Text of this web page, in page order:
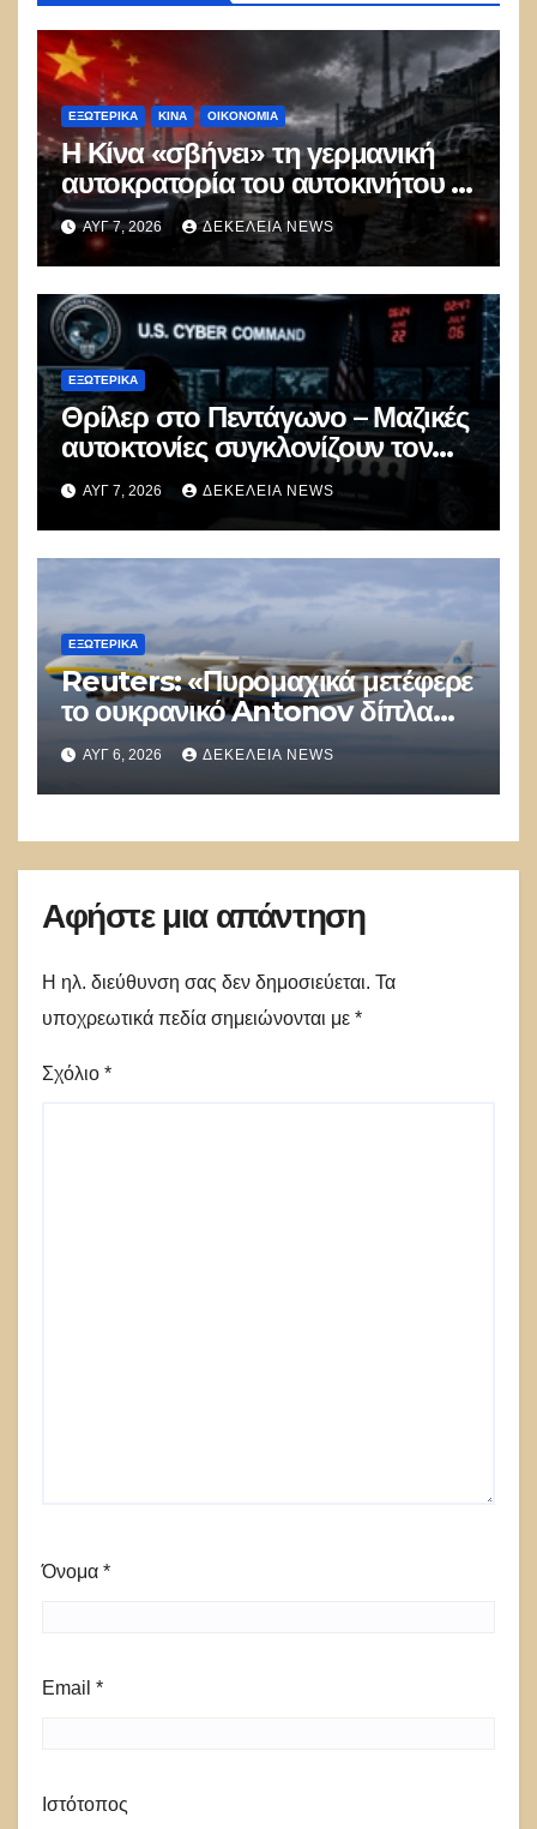
ΕΞΩΤΕΡΙΚΑ ΚΊΝΑ ΟΙΚΟΝΟΜΙΑ
Η Κίνα «σβήνει» τη γερμανική
αυτοκρατορία του αυτοκινήτου –
100.000 απολύσεις, λουκέτα και
πολιτικός πανικός
ΑΥΓ 7, 2026 ΔΕΚΈΛΕΙΑ NEWS
ΕΞΩΤΕΡΙΚΑ
Θρίλερ στο Πεντάγωνο – Μαζικές
αυτοκτονίες συγκλονίζουν τον
μυστικό στρατό
κυβερνοπολέμου των ΗΠΑ
ΑΥΓ 7, 2026 ΔΕΚΈΛΕΙΑ NEWS
ΕΞΩΤΕΡΙΚΑ
Reuters: «Πυρομαχικά μετέφερε
το ουκρανικό Antonov δίπλα
στο οποίο βρέθηκε το drone στη
Λειψία»
ΑΥΓ 6, 2026 ΔΕΚΈΛΕΙΑ NEWS
Αφήστε μια απάντηση
Η ηλ. διεύθυνση σας δεν δημοσιεύεται. Τα
υποχρεωτικά πεδία σημειώνονται με *
Σχόλιο *
Όνομα *
Email *
Ιστότοπος